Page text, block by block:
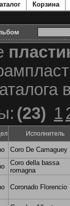
Корзина
(23) 1
Исполнитель
Coro De Camaguey
Coro della bassa
romagna
Coronado Florencio